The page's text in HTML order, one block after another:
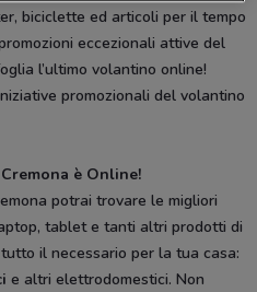
biciclette ed articoli per il tempo
eccezionali attive del
l’ultimo volantino online!
promozionali del volantino
è Online!
potrai trovare le migliori
tablet e tanti altri prodotti di
il necessario per la tua casa:
e altri elettrodomestici. Non